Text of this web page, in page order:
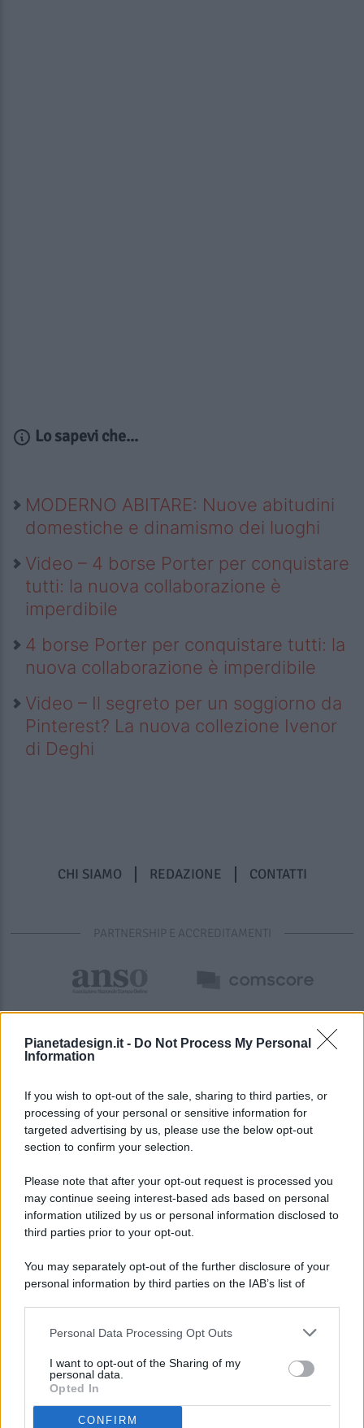
Pianetadesign.it - Do Not Process My Personal
Information
If you wish to opt-out of the sale, sharing to third parties, or
processing of your personal or sensitive information for
targeted advertising by us, please use the below opt-out
section to confirm your selection.
Please note that after your opt-out request is processed you
may continue seeing interest-based ads based on personal
information utilized by us or personal information disclosed to
third parties prior to your opt-out.
You may separately opt-out of the further disclosure of your
personal information by third parties on the IAB’s list of
This information may also be disclosed by us to third parties
disclose it to other third parties.
Personal Data Processing Opt Outs
I want to opt-out of the Sharing of my
personal data.
Opted In
CONFIRM
Lo sapevi che...
MODERNO ABITARE: Nuove abitudini
domestiche e dinamismo dei luoghi
Video – 4 borse Porter per conquistare
tutti: la nuova collaborazione è
imperdibile
4 borse Porter per conquistare tutti: la
nuova collaborazione è imperdibile
Video – Il segreto per un soggiorno da
Pinterest? La nuova collezione Ivenor
di Deghi
CHI SIAMO REDAZIONE CONTATTI
PARTNERSHIP E ACCREDITAMENTI
© 2026 - Pianeta Design - P.IVA 04827280654 - Testata
Registrata Al Tribunale Di Nocera Inferiore N. 8/2020 - RG N.
ISCRIZIONE AL ROC N. 35792 – ISCRITTA ALL’ANSO
(ASSOCIAZIONE NAZIONALE STAMPA ONLINE)
PREFERENZE PRIVACY